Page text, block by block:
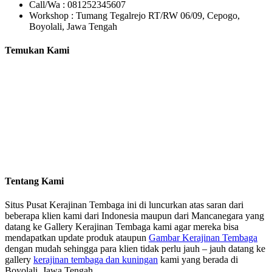
Call/Wa : 081252345607
Workshop : Tumang Tegalrejo RT/RW 06/09, Cepogo,
Boyolali, Jawa Tengah
Temukan Kami
Tentang Kami
Situs Pusat Kerajinan Tembaga ini di luncurkan atas saran dari
beberapa klien kami dari Indonesia maupun dari Mancanegara yang
datang ke Gallery Kerajinan Tembaga kami agar mereka bisa
mendapatkan update produk ataupun Gambar Kerajinan Tembaga
dengan mudah sehingga para klien tidak perlu jauh – jauh datang ke
gallery kerajinan tembaga dan kuningan kami yang berada di